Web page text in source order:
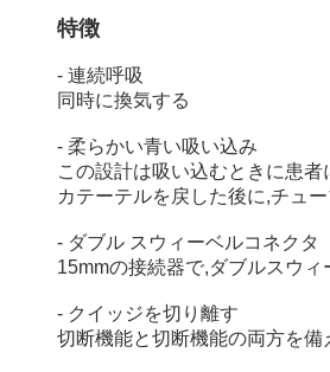
特徴
- 連続呼吸
同時に換気する
- 柔らかい青い吸い込み
この設計は吸い込むときに患
カテーテルを戻した後に,チュ
- ダブル スウィーベルコネクタ
15mmの接続器で,ダブルスウィ
- クイッジを切り離す
切断機能と切断機能の両方を備